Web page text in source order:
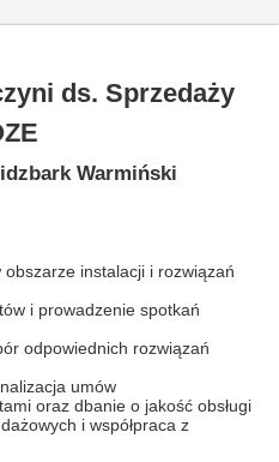
ds. Sprzedaży
Warmiński
instalacji i rozwiązań
i prowadzenie spotkań
odpowiednich rozwiązań
umów
oraz dbanie o jakość obsługi
i współpraca z